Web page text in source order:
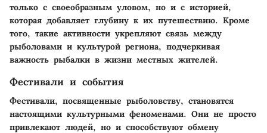
только с своеобразным уловом, но и с историей,
которая добавляет глубину к их путешествию. Кроме
того, такие активности укрепляют связь между
рыболовами и культурой региона, подчеркивая
важность рыбалки в жизни местных жителей.
Фестивали и события
Фестивали, посвященные рыболовству, становятся
настоящими культурными феноменами. Они не просто
привлекают людей, но и способствуют обмену